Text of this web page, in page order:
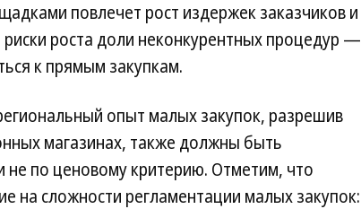
повлечет рост издержек заказчиков и
риски роста доли неконкурентных процедур —
к прямым закупкам.
опыт малых закупок, разрешив
магазинах, также должны быть
не по ценовому критерию. Отметим, что
на сложности регламентации малых закупок: